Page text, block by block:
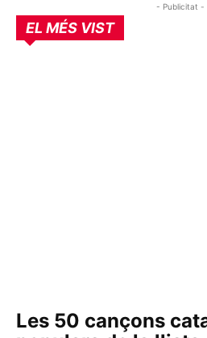
- Publicitat -
EL MÉS VIST
Les 50 cançons